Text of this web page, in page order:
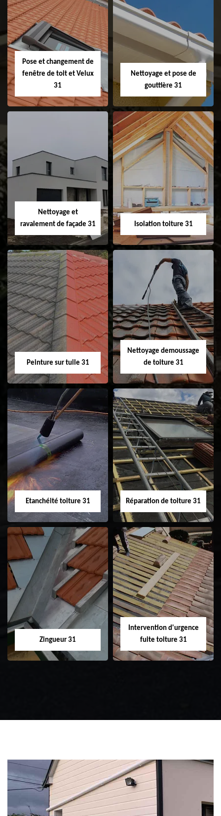
Couvreur 31
Etanchéité de
faitage et faitière
31
Pose et changement de
fenêtre de toit et Velux
31
Pose et
changement de
fenêtre de toit et
Velux 31
Nettoyage et pose de
gouttière 31
Nettoyage et pose
Nettoyage et
ravalement de façade 31
Nettoyage et
ravalement de
façade 31
Isolation toiture 31
Isolation toiture 31
Peinture sur tuile 31
Peinture sur tuile
31
Nettoyage demoussage
de toiture 31
Nettoyage
demoussage de
toiture 31
Etanchéité toiture 31
Etanchéité toiture
31
Réparation de toiture 31
Réparation de
toiture 31
Zingueur 31
Intervention d'urgence
fuite toiture 31